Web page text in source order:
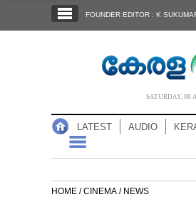
NOTIFIED NEWS
FOUNDER EDITOR : K
SATURDAY, 08
LATEST AUDIO
HOME /CINEMA / NEWS